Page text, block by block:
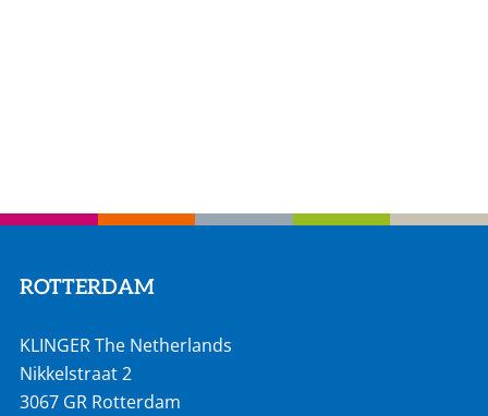
ROTTERDAM
KLINGER The Netherlands
Nikkelstraat 2
3067 GR Rotterdam